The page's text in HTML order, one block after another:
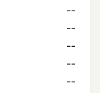
--
--
--
--
--